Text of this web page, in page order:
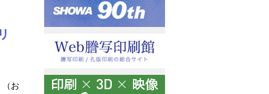
できること 沿革
（お